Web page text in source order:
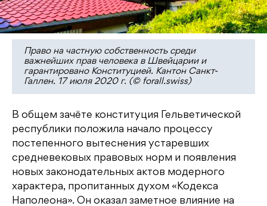
Право на частную собственность среди
важнейших прав человека в Швейцарии и
гарантировано Конституцией. Кантон Санкт-
Галлен. 17 июля 2020 г. (© forall.swiss)
В общем зачёте конституция Гельветической
республики положила начало процессу
постепенного вытеснения устаревших
средневековых правовых норм и появления
новых законодательных актов модерного
характера, пропитанных духом «Кодекса
Наполеона». Он оказал заметное влияние на